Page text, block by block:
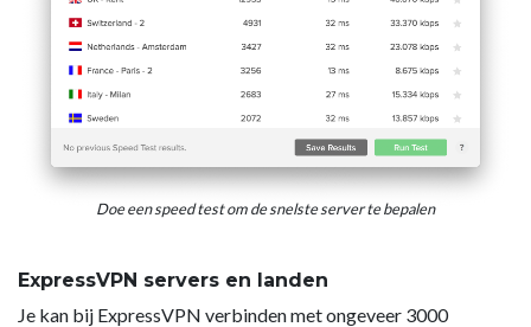
Doe een speed test om de snelste server te bepalen
ExpressVPN servers en landen
Je kan bij ExpressVPN verbinden met ongeveer 3000